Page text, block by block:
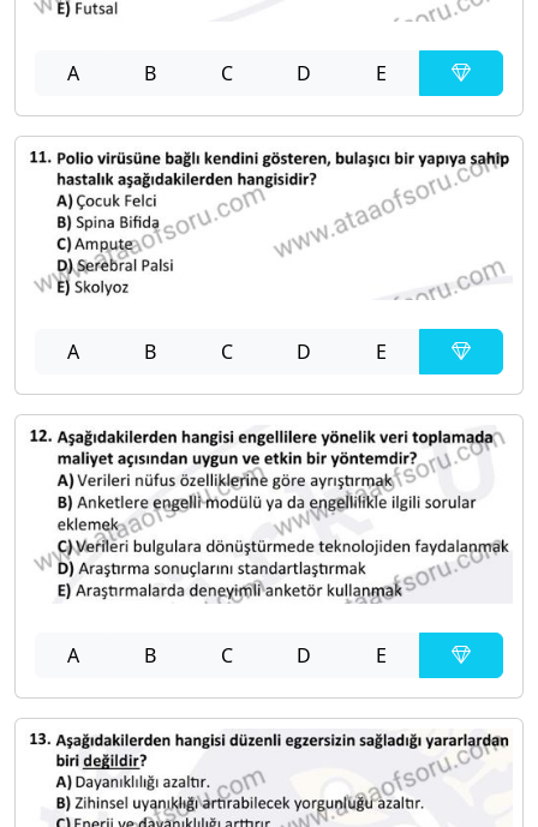
A B C D E
A B C D E
A B C D E